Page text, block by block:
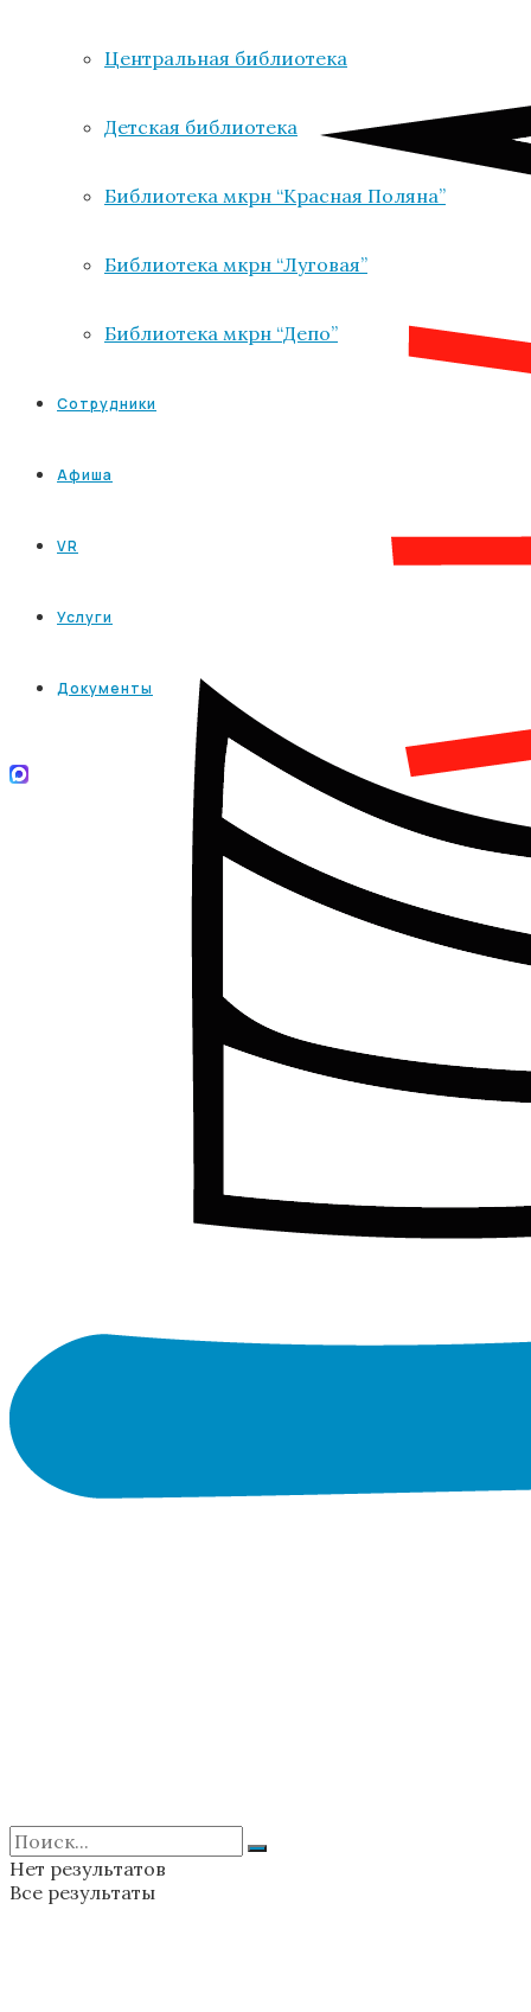
Центральная библиотека
Детская библиотека
Библиотека мкрн “Красная Поляна”
Библиотека мкрн “Луговая”
Библиотека мкрн “Депо”
Сотрудники
Афиша
VR
Услуги
Документы
Нет результатов
Все результаты